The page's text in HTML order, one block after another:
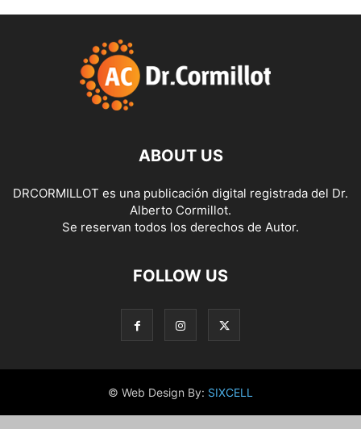
ABOUT US
DRCORMILLOT es una publicación digital registrada del Dr.
Alberto Cormillot.
Se reservan todos los derechos de Autor.
FOLLOW US
© Web Design By: SIXCELL